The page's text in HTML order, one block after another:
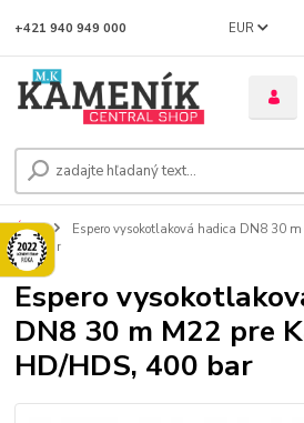
EUR
+421 940 949 000
Úvod
Espero vysokotlaková hadica DN8 30
400 bar
Espero
DN8 30 m M22 pre
HD/HDS, 400 bar